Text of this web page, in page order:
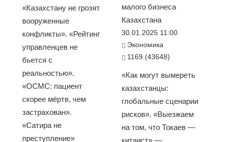
«Казахстану не грозят
вооруженные
конфликты». «Рейтинг
управленцев не
бьется с
реальностью».
«ОСМС: пациент
скорее мёртв, чем
застрахован».
«Сатира не
преступление»
малого бизнеса
Казахстана
30.01.2025 11:00
Экономика
1169 (43648)
«Как могут вымереть
казахстанцы:
глобальные сценарии
рисков». «Выезжаем
на том, что Токаев —
китаист» —